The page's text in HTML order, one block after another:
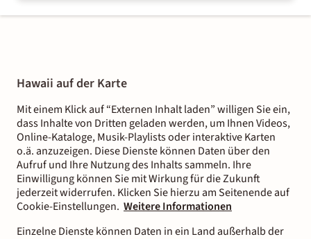
Hawaii auf der Karte
Mit einem Klick auf “Externen Inhalt laden” willigen Sie ein,
dass Inhalte von Dritten geladen werden, um Ihnen Videos,
Online-Kataloge, Musik-Playlists oder interaktive Karten
o.ä. anzuzeigen. Diese Dienste können Daten über den
Aufruf und Ihre Nutzung des Inhalts sammeln. Ihre
Einwilligung können Sie mit Wirkung für die Zukunft
jederzeit widerrufen. Klicken Sie hierzu am Seitenende auf
Cookie-Einstellungen. Weitere Informationen
Einzelne Dienste können Daten in ein Land außerhalb der